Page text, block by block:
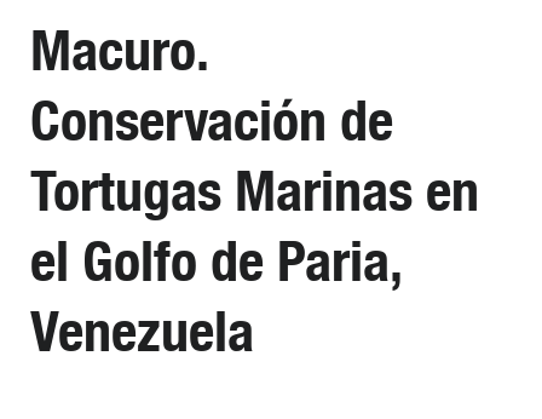
Macuro.
Conservación de
Tortugas Marinas en
el Golfo de Paria,
Venezuela